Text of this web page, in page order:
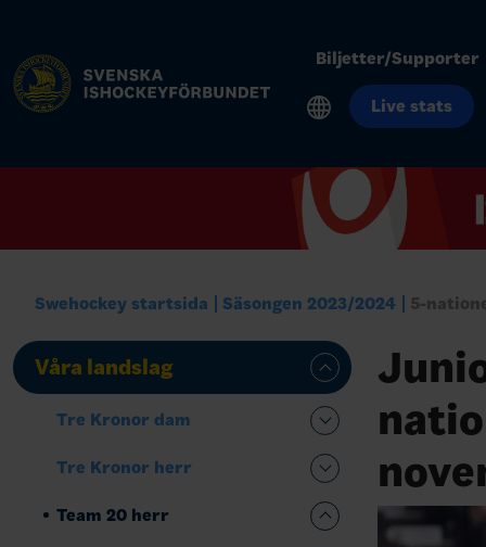
Biljetter/Supporter
Live stats
Swehockey startsida Säsongen 2023/2024 5-
Våra landslag
Tre Kronor dam
Tre Kronor herr
Team 20 herr